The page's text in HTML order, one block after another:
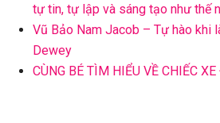
tự tin, tự lập và sáng tạo như thế
Vũ Bảo Nam Jacob – Tự hào khi
Dewey
CÙNG BÉ TÌM HIỂU VỀ CHIẾC